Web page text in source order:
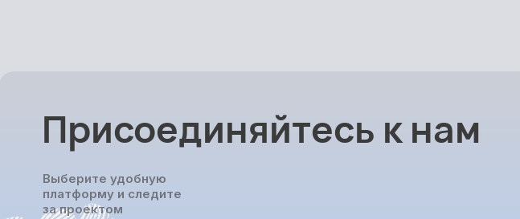
Присоединяйтесь к нам
Выберите удобную
платформу и следите
за проектом